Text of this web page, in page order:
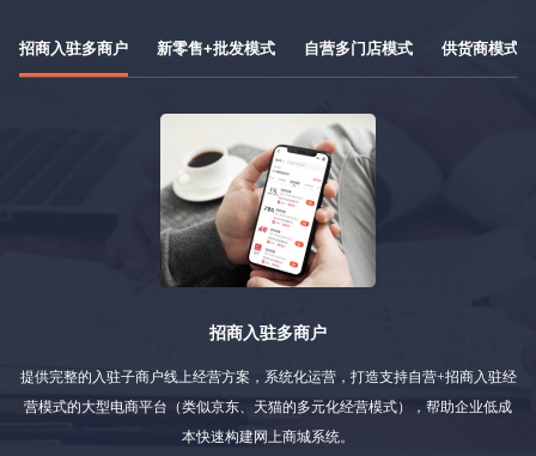
招商入驻多商户 新零售+批发模式 自营多门店模式 供货商模式
招商入驻多商户
提供完整的入驻子商户线上经营方案，系统化运营，打造支持自营+招商入驻经
营模式的大型电商平台（类似京东、天猫的多元化经营模式），帮助企业低成
本快速构建网上商城系统。